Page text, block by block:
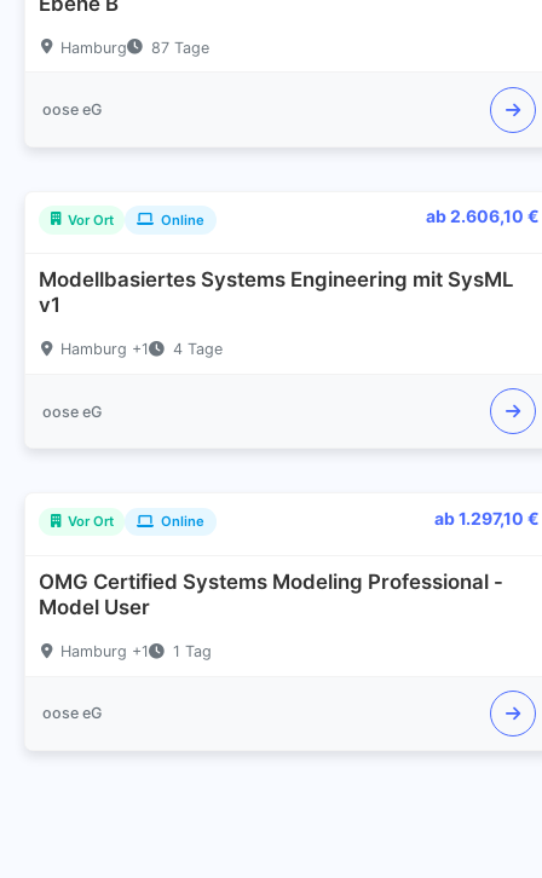
Hamburg 87 Tage
oose eG
Vor Ort Online ab 2.606,10 €
Modellbasiertes Systems Engineering mit SysML
v1
Hamburg +1 4 Tage
oose eG
Vor Ort Online ab 1.297,10 €
OMG Certified Systems Modeling Professional -
Model User
Hamburg +1 1 Tag
oose eG